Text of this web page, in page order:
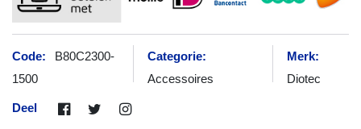
Code:
B80C2300-
1500
Categorie:
Accessoires
Merk:
Diotec
Deel